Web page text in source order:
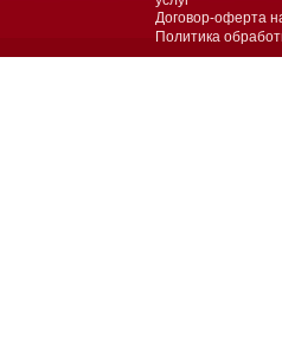
Договор-оферта
Политика